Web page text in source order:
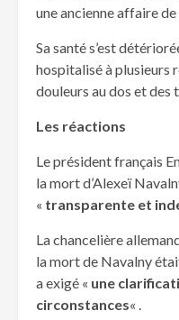
une ancienne affaire
Sa santé s’est
hospitalisé à plusieurs
douleurs au dos et
Les réactions
Le président français
la mort d’Alexeï
« transparente et
La chancelière
la mort de Navalny
a exigé « une
circonstances« .